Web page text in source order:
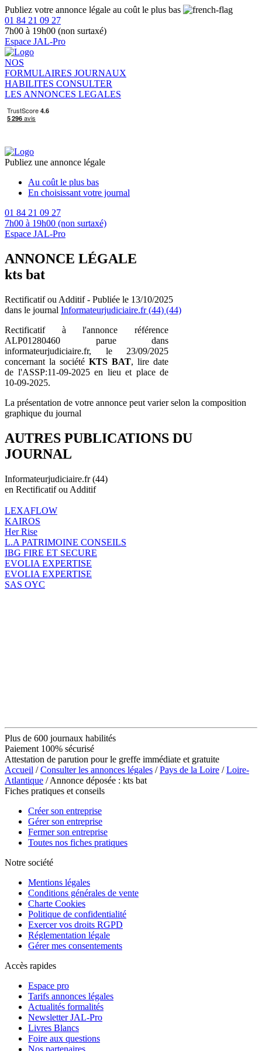
Publiez votre annonce légale au coût le plus bas
01 84 21 09 27
7h00 à 19h00 (non surtaxé)
Espace JAL-Pro
NOS
FORMULAIRES JOURNAUX
HABILITES CONSULTER
LES ANNONCES LEGALES
Publiez une annonce légale
Au coût le plus bas
En choisissant votre journal
01 84 21 09 27
7h00 à 19h00 (non surtaxé)
Espace JAL-Pro
ANNONCE LÉGALE
kts bat
Rectificatif ou Additif - Publiée le 13/10/2025
dans le journal Informateurjudiciaire.fr (44) (44)
Rectificatif à l'annonce référence
ALP01280460 parue dans
informateurjudiciaire.fr, le 23/09/2025
concernant la société KTS BAT, lire date
de l'ASSP:11-09-2025 en lieu et place de
10-09-2025.
La présentation de votre annonce peut varier selon la composition
graphique du journal
AUTRES PUBLICATIONS DU
JOURNAL
Informateurjudiciaire.fr (44)
en Rectificatif ou Additif
LEXAFLOW
KAIROS
Her Rise
L.A PATRIMOINE CONSEILS
IBG FIRE ET SECURE
EVOLIA EXPERTISE
EVOLIA EXPERTISE
SAS OYC
Plus de 600 journaux habilités
Paiement 100% sécurisé
Attestation de parution pour le greffe immédiate et gratuite
Accueil /Consulter les annonces légales /Pays de la Loire /Loire-
Atlantique / Annonce déposée : kts bat
Fiches pratiques et conseils
Créer son entreprise
Gérer son entreprise
Fermer son entreprise
Toutes nos fiches pratiques
Notre société
Mentions légales
Conditions générales de vente
Charte Cookies
Politique de confidentialité
Exercer vos droits RGPD
Réglementation légale
Gérer mes consentements
Accès rapides
Espace pro
Tarifs annonces légales
Actualités formalités
Newsletter JAL-Pro
Livres Blancs
Foire aux questions
Nos partenaires